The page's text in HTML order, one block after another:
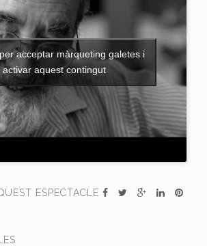
acceptar màrqueting galetes i
activar aquest contingut
ESPECTACLE